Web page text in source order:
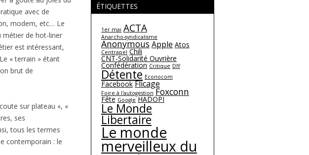
avec de
modem, etc… Le
métier de hot-liner
est intéressant,
« terrain » étant
brut de
sur plateau », «
ses
tous les termes
contemporain : le
ÉTIQUETTES
1er mai ACTA
Anarcho-syndicalisme
AnonymousApple Atos
Centrapel Chili
CNT-Solidarité Ouvrière
Confédération Critique DIY
Détente Econocom
Facebook Flicage
Foire à l'autogestion Foxconn
Fête Google HADOPI
Le Monde
Libertaire
Le monde
merveilleux du